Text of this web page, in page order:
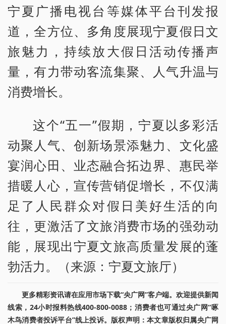
宁夏广播电视台等媒体平台刊发报
道，全方位、多角度展现宁夏假日文
旅魅力，持续放大假日活动传播声
量，有力带动客流集聚、人气升温与
消费增长。
这个“五一”假期，宁夏以多彩活
动聚人气、创新场景添魅力、文化盛
宴润心田、业态融合拓边界、惠民举
措暖人心，宣传营销促增长，不仅满
足了人民群众对假日美好生活的向
往，更激活了文旅消费市场的强劲动
能，展现出宁夏文旅高质量发展的蓬
勃活力。（来源：宁夏文旅厅）
更多精彩资讯请在应用市场下载“央广网”客户端。欢迎提供新闻
线索，24小时报料热线400-800-0088；消费者也可通过央广网“啄
木鸟消费者投诉平台”线上投诉。版权声明：本文章版权归属央广网